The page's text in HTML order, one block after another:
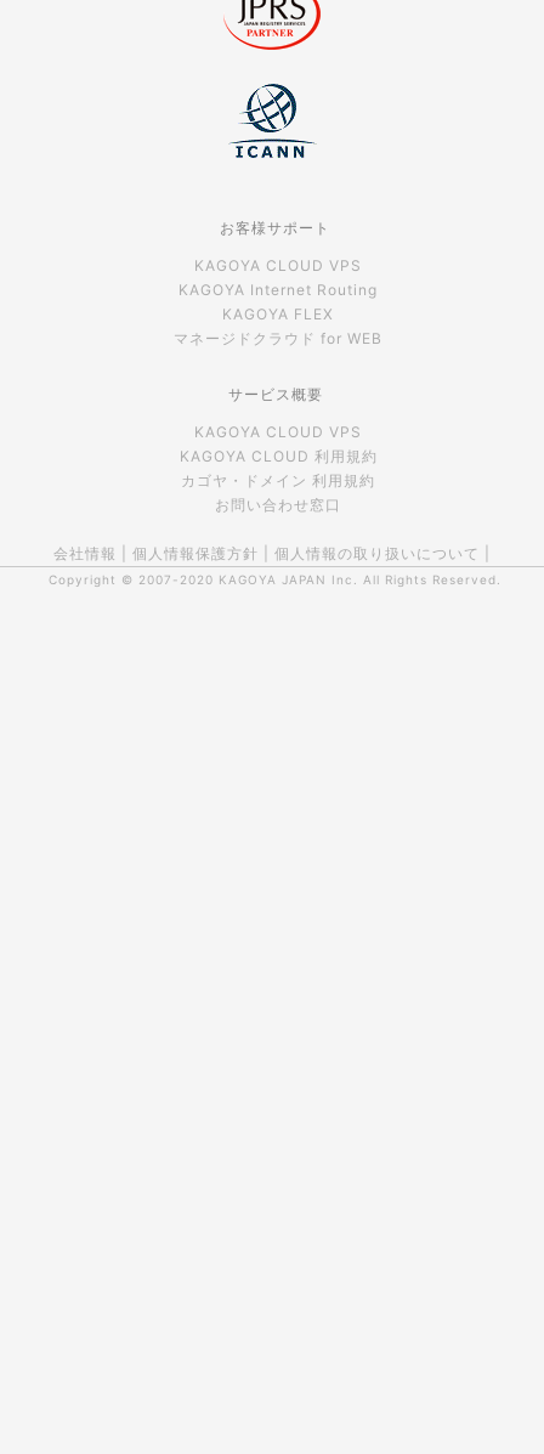
お客様サポート
KAGOYA CLOUD VPS
KAGOYA Internet Routing
KAGOYA FLEX
マネージドクラウド for WEB
サービス概要
KAGOYA CLOUD VPS
KAGOYA CLOUD 利用規約
カゴヤ・ドメイン 利用規約
お問い合わせ窓口
会社情報 個人情報保護方針 個人情報の取り扱いについて
Copyright © 2007-2020 KAGOYA JAPAN Inc. All Rights Reserved.